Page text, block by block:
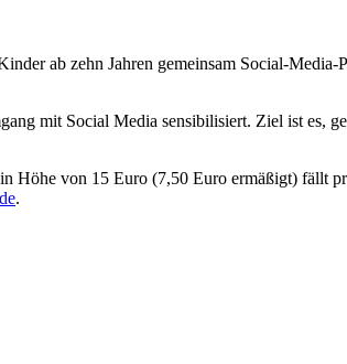
ab zehn Jahren gemeinsam Social-
mit Social Media sensibilisiert. Ziel ist es,
Höhe von 15 Euro (7,50 Euro ermäßigt) fällt
.